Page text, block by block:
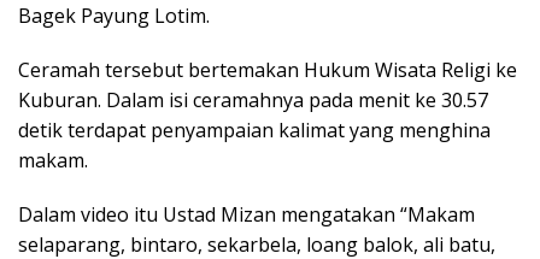
Bagek Payung Lotim.
Ceramah tersebut bertemakan Hukum Wisata Religi ke
Kuburan. Dalam isi ceramahnya pada menit ke 30.57
detik terdapat penyampaian kalimat yang menghina
makam.
Dalam video itu Ustad Mizan mengatakan “Makam
selaparang, bintaro, sekarbela, loang balok, ali batu,